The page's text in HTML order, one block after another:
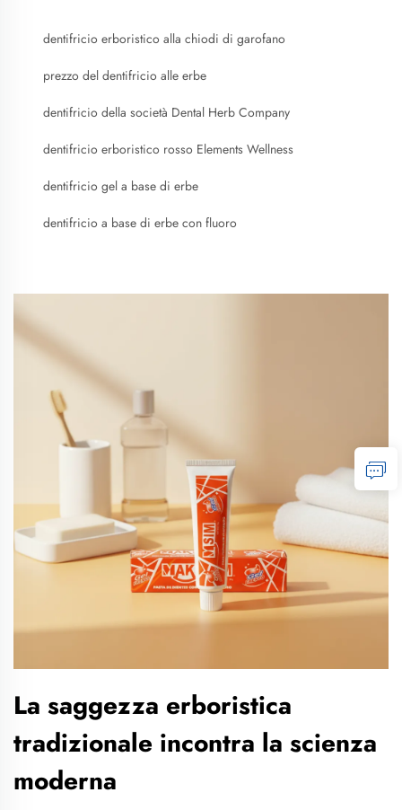
dentifricio erboristico alla chiodi di garofano
prezzo del dentifricio alle erbe
dentifricio della società Dental Herb Company
dentifricio erboristico rosso Elements Wellness
dentifricio gel a base di erbe
dentifricio a base di erbe con fluoro
La saggezza erboristica
tradizionale incontra la scienza
moderna